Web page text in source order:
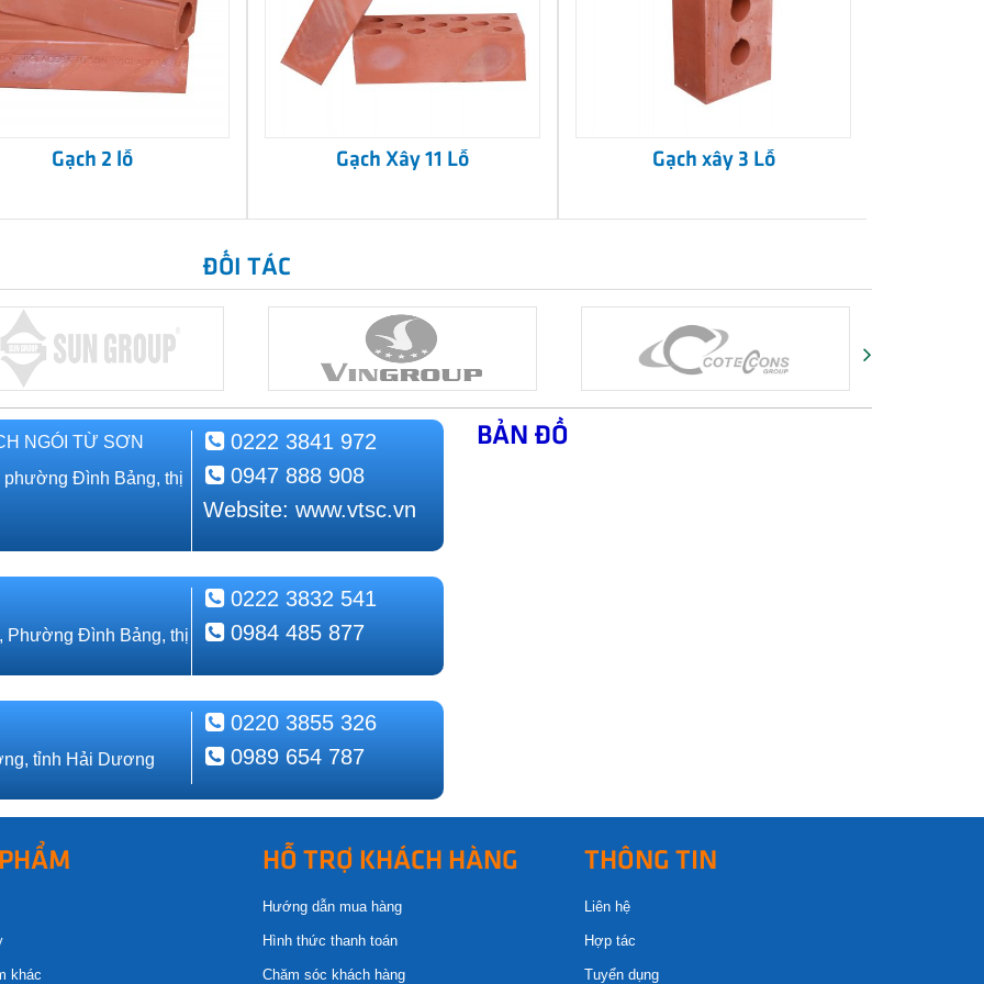
Gạch 2 lỗ Gạch Xây 11 Lỗ Gạch xây 3 Lỗ
ĐỐI TÁC
NGÓI TỪ SƠN
Đình Bảng, thị
0222 3841 972
0947 888 908
Website: www.vtsc.vn
Phường Đình Bảng, thị
0222 3832 541
0984 485 877
tỉnh Hải Dương
0220 3855 326
0989 654 787
BẢN ĐỒ
khác
HỖ TRỢ KHÁCH HÀNG
Hướng dẫn mua hàng
Hình thức thanh toán
Chăm sóc khách hàng
THÔNG TIN
Liên hệ
Hợp tác
Tuyển dụng